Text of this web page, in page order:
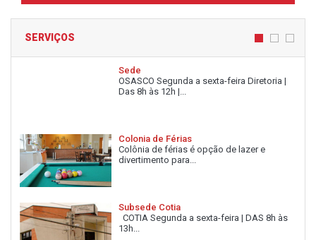
SERVIÇOS
Sede
OSASCO Segunda a sexta-feira Diretoria |
Das 8h às 12h |...
Colonia de Férias
Colônia de férias é opção de lazer e
divertimento para...
Subsede Cotia
COTIA Segunda a sexta-feira | DAS 8h às
13h...